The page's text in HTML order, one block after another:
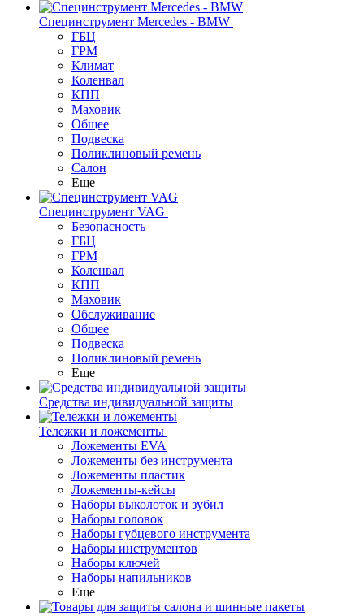
Специнструмент Mercedes - BMW
ГБЦ
ГРМ
Климат
Коленвал
КПП
Маховик
Общее
Подвеска
Поликлиновый ремень
Салон
Еще
Специнструмент VAG
Безопасность
ГБЦ
ГРМ
Коленвал
КПП
Маховик
Обслуживание
Общее
Подвеска
Поликлиновый ремень
Еще
Средства индивидуальной защиты
Тележки и ложементы
Ложементы EVA
Ложементы без инструмента
Ложементы пластик
Ложементы-кейсы
Наборы выколоток и зубил
Наборы головок
Наборы губцевого инструмента
Наборы инструментов
Наборы ключей
Наборы напильников
Еще